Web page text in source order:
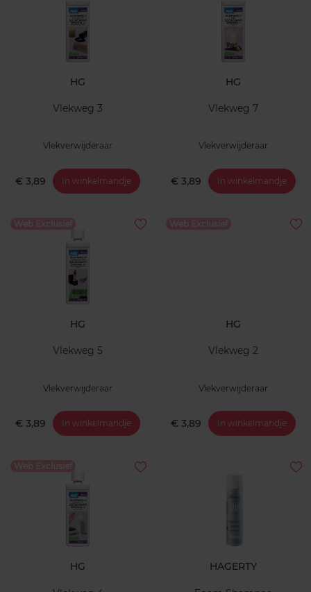
HG
Vlekweg 3
Vlekverwijderaar
€ 3,89 In winkelmandje
HG
Vlekweg 7
Vlekverwijderaar
€ 3,89 In winkelmandje
HG
Vlekweg 5
Vlekverwijderaar
€ 3,89 In winkelmandje
HG
Vlekweg 2
Vlekverwijderaar
€ 3,89 In winkelmandje
HG HAGERTY